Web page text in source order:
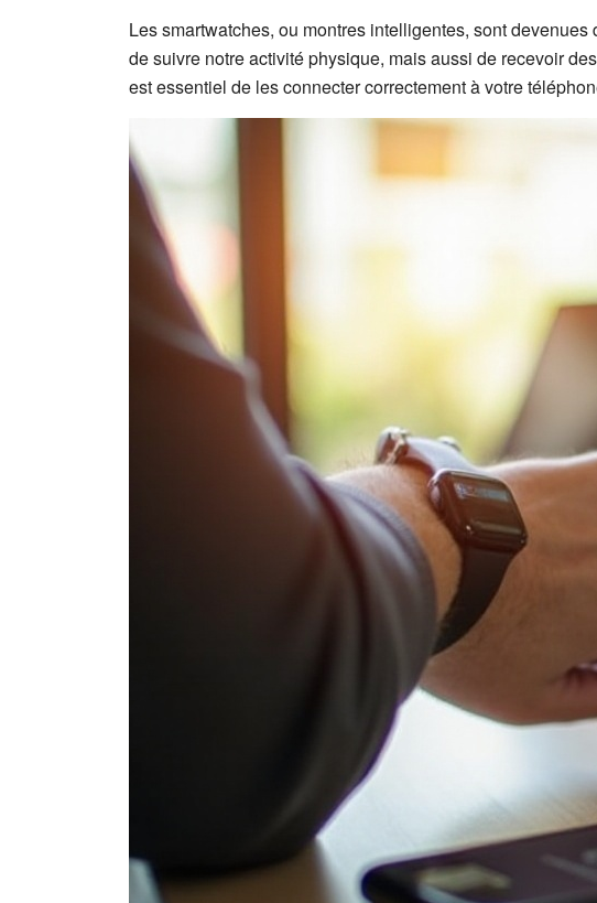
Les smartwatches, ou montres intelligentes, sont
de suivre notre activité physique, mais aussi de recevoir
est essentiel de les connecter correctement à votre